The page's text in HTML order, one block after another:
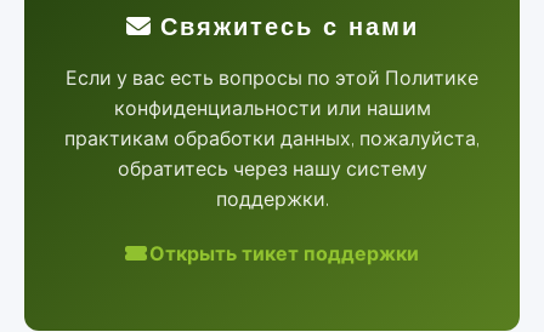
Свяжитесь с нами
Если у вас есть вопросы по этой Политике
конфиденциальности или нашим
практикам обработки данных, пожалуйста,
обратитесь через нашу систему
поддержки.
Открыть тикет поддержки